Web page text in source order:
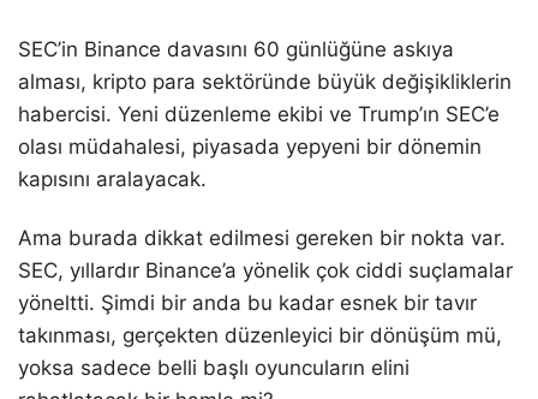
SEC’in Binance davasını 60 günlüğüne askıya
alması, kripto para sektöründe büyük değişikliklerin
habercisi. Yeni düzenleme ekibi ve Trump’ın SEC’e
olası müdahalesi, piyasada yepyeni bir dönemin
kapısını aralayacak.
Ama burada dikkat edilmesi gereken bir nokta var.
SEC, yıllardır Binance’a yönelik çok ciddi suçlamalar
yöneltti. Şimdi bir anda bu kadar esnek bir tavır
takınması, gerçekten düzenleyici bir dönüşüm mü,
yoksa sadece belli başlı oyuncuların elini